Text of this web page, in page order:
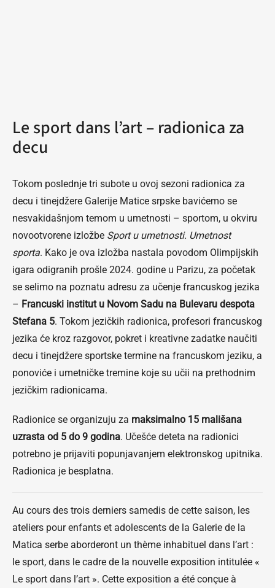
Le sport dans l’art – radionica za
decu
Tokom poslednje tri subote u ovoj sezoni radionica za
decu i tinejdžere Galerije Matice srpske bavićemo se
nesvakidašnjom temom u umetnosti – sportom, u okviru
novootvorene izložbe Sport u umetnosti. Umetnost
sporta. Kako je ova izložba nastala povodom Olimpijskih
igara odigranih prošle 2024. godine u Parizu, za početak
se selimo na poznatu adresu za učenje francuskog jezika
– Francuski institut u Novom Sadu na Bulevaru despota
Stefana 5. Tokom jezičkih radionica, profesori francuskog
jezika će kroz razgovor, pokret i kreativne zadatke naučiti
decu i tinejdžere sportske termine na francuskom jeziku, a
ponoviće i umetničke tremine koje su učii na prethodnim
jezičkim radionicama.
Radionice se organizuju za maksimalno 15 mališana
uzrasta od 5 do 9 godina. Učešće deteta na radionici
potrebno je prijaviti popunjavanjem elektronskog upitnika.
Radionica je besplatna.
Au cours des trois derniers samedis de cette saison, les
ateliers pour enfants et adolescents de la Galerie de la
Matica serbe aborderont un thème inhabituel dans l’art :
le sport, dans le cadre de la nouvelle exposition intitulée «
Le sport dans l’art ». Cette exposition a été conçue à